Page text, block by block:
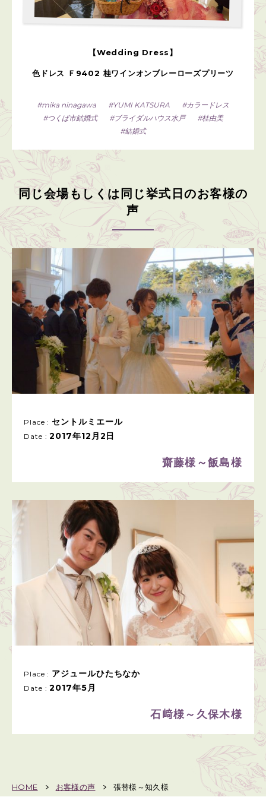
【Wedding Dress】
色ドレス Ｆ9402 桂ワインオンブレーローズプリーツ
mika ninagawa YUMI KATSURA
カラードレス
つくば市結婚式
ブライダルハウス水戸
桂由美
結婚式
同じ会場もしくは同じ挙式日のお客様の
声
Place :セントルミエール
Date :2017年12月2日
齋藤様～飯島様
Place : アジュールひたちなか
Date :2017年5月
石﨑様～久保木様
HOME お客様の声 張替様～知久様